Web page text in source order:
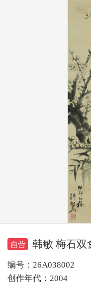
自营 韩敏 梅石双
编号：26A038002
创作年代：2004